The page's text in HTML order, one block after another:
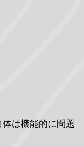
は機能的に問題